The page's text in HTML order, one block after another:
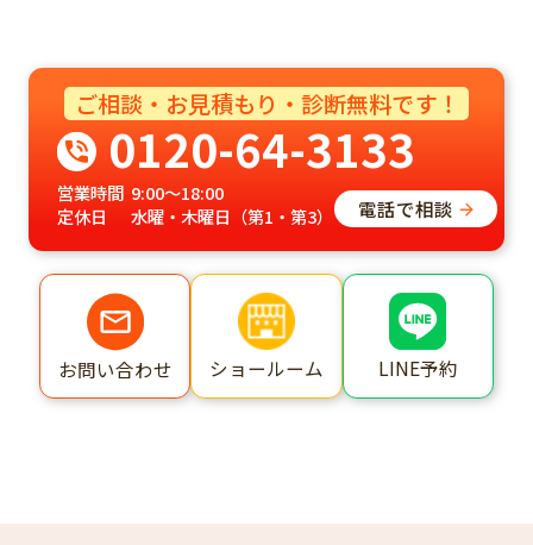
ご相談・お見積もり・診断無料です！
0120-64-3133
営業時間 9:00～18:00
定休日
水曜・木曜日（第1・第3） 電話で相談
お問い合わせ ショールーム LINE予約